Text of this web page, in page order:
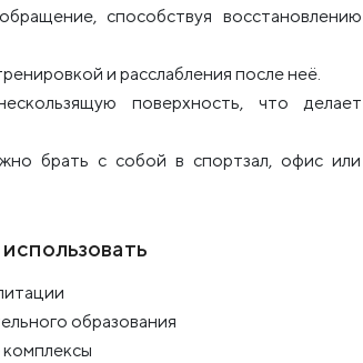
способствуя восстановлению
и расслабления после неё.
поверхность, что делает
брать с собой в спортзал, офис или
образования